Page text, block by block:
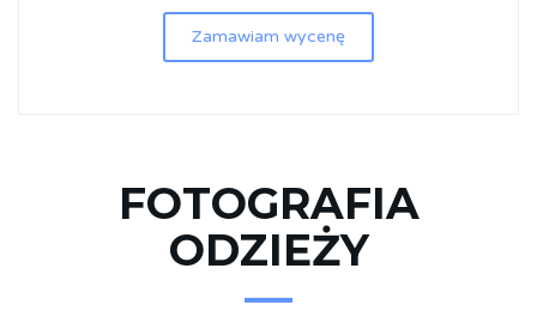
Zamawiam wycenę
FOTOGRAFIA
ODZIEŻY